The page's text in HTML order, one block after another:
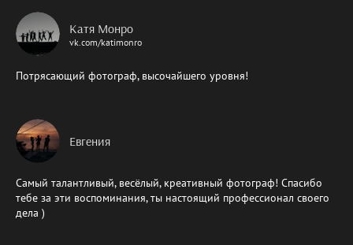
Катя Монро
vk.com/katimonro
Потрясающий фотограф, высочайшего уровня!
Евгения
Самый талантливый, весёлый, креативный фотограф! Спасибо
тебе за эти воспоминания, ты настоящий профессионал своего
дела )